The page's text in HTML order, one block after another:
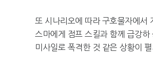
또 시나리오에 따라 구호물자에서
스마에게 점프 스킬과 함께 급강
미사일로 폭격한 것 같은 상황이